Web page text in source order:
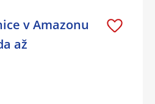
v Amazonu
až